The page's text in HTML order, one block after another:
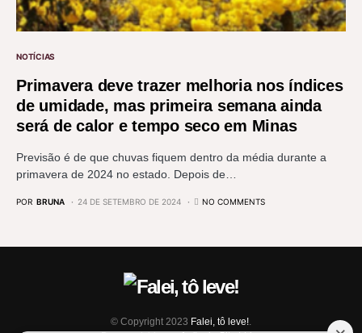
NOTÍCIAS
Primavera deve trazer melhoria nos índices
de umidade, mas primeira semana ainda
será de calor e tempo seco em Minas
Previsão é de que chuvas fiquem dentro da média durante a
primavera de 2024 no estado. Depois de…
POR BRUNA 24 DE SETEMBRO DE 2024 NO COMMENTS
© Copyright 2023 Falei, tô leve!